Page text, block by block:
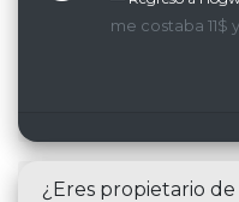
me costaba 11$
¿Eres propietario